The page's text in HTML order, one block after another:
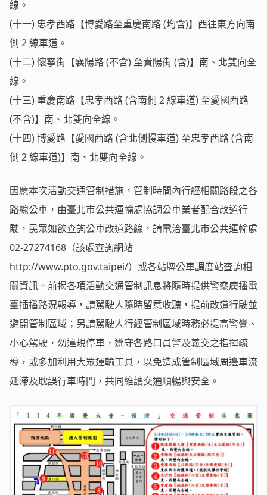
線。
(十一) 忠孝西路【博愛路至重慶南路 (均含)】西往東方向南
側 2 線車道。
(十二) 懷寧街【襄陽路 (不含) 至貴陽街 (含)】南、北雙向全
線。
(十三) 重慶南路【忠孝西路 (含南側 2 線車道) 至愛國西路
(不含)】南、北雙向全線。
(十四) 博愛路【愛國西路 (含北側慢車道) 至忠孝西路 (含南
側 2 線車道)】南、北雙向全線。
因應本次活動交通管制措施，管制時間內行經相關路段之各
路線公車，由臺北市公共運輸處協調公車業者配合改道行
駛，民眾如欲查詢公車改道路線，請電洽臺北市公共運輸處
02-27274168（該處查詢網站
http://www.pto.gov.taipei/）或各站牌公車調度站查詢相
關資訊。前揭各項活動交通管制訊息將隨時提供警察廣播電
臺插播路況報導，請駕駛人隨時留意收聽，提前改道行駛並
避開管制區域；另請駕駛人行經管制區域時務必提高警覺、
小心駕駛，勿違規停車，遵守各路口員警及義交之指揮疏
導，或多加利用大眾運輸工具，以免造成管制區域周邊車流
延滯及耽誤行車時間，共同維護交通順暢與安全。